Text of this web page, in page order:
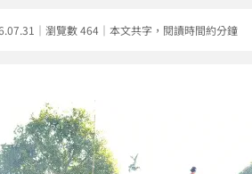
｜瀏覽數 464｜本文共字，閱讀時間約分鐘